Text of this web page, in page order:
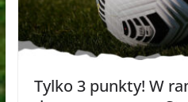
Tylko 3 punkty! W